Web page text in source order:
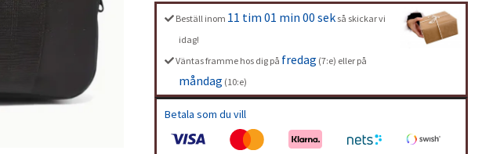
Beställ inom 11 tim 00 min 59 sekså skickar vi
idag!
Väntas framme hos dig på fredag (7:e) eller på
måndag (10:e)
Betala som du vill